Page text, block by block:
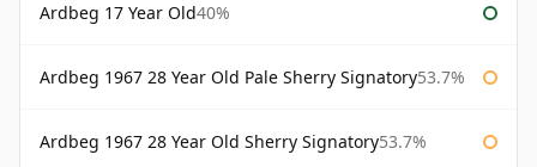
Ardbeg 17 Year Old40%
Ardbeg 1967 28 Year Old Pale Sherry Signatory53.7%
Ardbeg 1967 28 Year Old Sherry Signatory53.7%